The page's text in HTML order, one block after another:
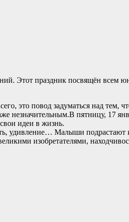
Этот праздник посвящён всем
это повод задуматься над тем,
незначительным.В пятницу, 17
идеи в жизнь.
удивление… Малыши
изобретателями,